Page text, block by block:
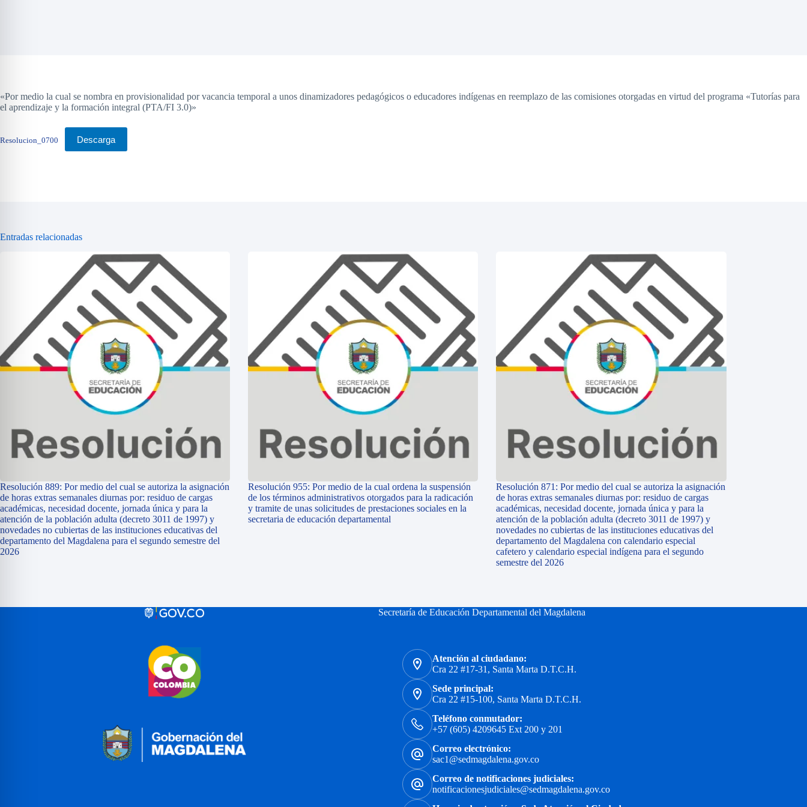
«Por medio la cual se nombra en provisionalidad por vacancia temporal a unos dinamizadores pedagógicos o educadores indígenas en reemplazo de las comisiones otorgadas en virtud del programa «Tutorías para
el aprendizaje y la formación integral (PTA/FI 3.0)»
Resolucion_0700 Descarga
Entradas relacionadas
Resolución 889: Por medio del cual se autoriza la asignación
de horas extras semanales diurnas por: residuo de cargas
académicas, necesidad docente, jornada única y para la
atención de la población adulta (decreto 3011 de 1997) y
novedades no cubiertas de las instituciones educativas del
departamento del Magdalena para el segundo semestre del
2026
Resolución 955: Por medio de la cual ordena la suspensión
de los términos administrativos otorgados para la radicación
y tramite de unas solicitudes de prestaciones sociales en la
secretaria de educación departamental
Resolución 871: Por medio del cual se autoriza la asignación
de horas extras semanales diurnas por: residuo de cargas
académicas, necesidad docente, jornada única y para la
atención de la población adulta (decreto 3011 de 1997) y
novedades no cubiertas de las instituciones educativas del
departamento del Magdalena con calendario especial
cafetero y calendario especial indígena para el segundo
semestre del 2026
Secretaría de Educación Departamental del Magdalena
Atención al ciudadano:
Cra 22 #17-31, Santa Marta D.T.C.H.
Sede principal:
Cra 22 #15-100, Santa Marta D.T.C.H.
Teléfono conmutador:
+57 (605) 4209645 Ext 200 y 201
Correo electrónico:
sac1@sedmagdalena.gov.co
Correo de notificaciones judiciales:
notificacionesjudiciales@sedmagdalena.gov.co